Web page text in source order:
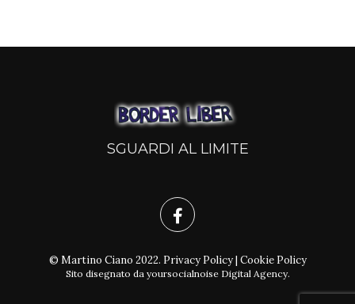
SGUARDI AL LIMITE
© Martino Ciano 2022. Privacy Policy| Cookie Policy
Sito disegnato da yoursocialnoise Digital Agency.